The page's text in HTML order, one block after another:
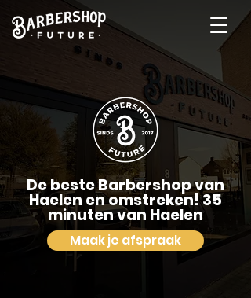
De beste Barbershop van
Haelen en omstreken! 35
minuten van Haelen
Maak je afspraak